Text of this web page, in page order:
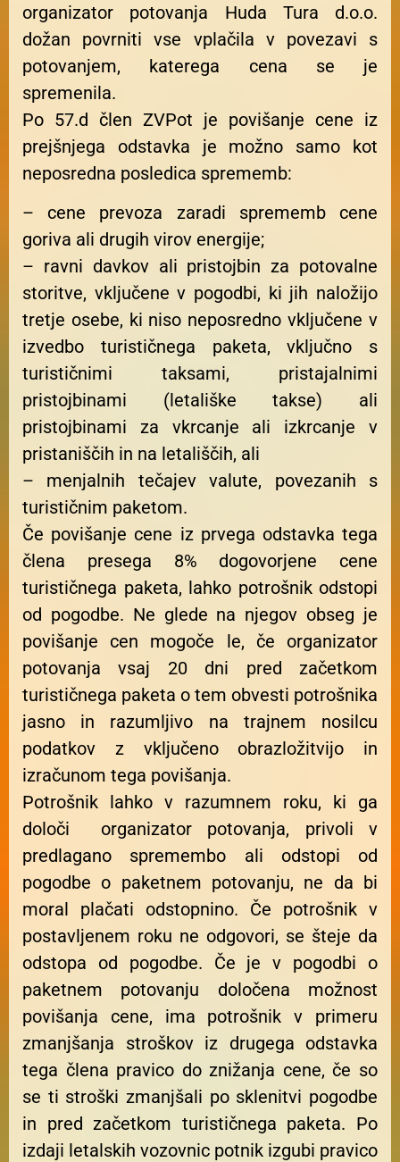
organizator potovanja Huda Tura d.o.o.
dožan povrniti vse vplačila v povezavi s
potovanjem, katerega cena se je
spremenila.
Po 57.d člen ZVPot je povišanje cene iz
prejšnjega odstavka je možno samo kot
neposredna posledica sprememb:
– cene prevoza zaradi sprememb cene
goriva ali drugih virov energije;
– ravni davkov ali pristojbin za potovalne
storitve, vključene v pogodbi, ki jih naložijo
tretje osebe, ki niso neposredno vključene v
izvedbo turističnega paketa, vključno s
turističnimi taksami, pristajalnimi
pristojbinami (letališke takse) ali
pristojbinami za vkrcanje ali izkrcanje v
pristaniščih in na letališčih, ali
– menjalnih tečajev valute, povezanih s
turističnim paketom.
Če povišanje cene iz prvega odstavka tega
člena presega 8% dogovorjene cene
turističnega paketa, lahko potrošnik odstopi
od pogodbe. Ne glede na njegov obseg je
povišanje cen mogoče le, če organizator
potovanja vsaj 20 dni pred začetkom
turističnega paketa o tem obvesti potrošnika
jasno in razumljivo na trajnem nosilcu
podatkov z vključeno obrazložitvijo in
izračunom tega povišanja.
Potrošnik lahko v razumnem roku, ki ga
določi organizator potovanja, privoli v
predlagano spremembo ali odstopi od
pogodbe o paketnem potovanju, ne da bi
moral plačati odstopnino. Če potrošnik v
postavljenem roku ne odgovori, se šteje da
odstopa od pogodbe. Če je v pogodbi o
paketnem potovanju določena možnost
povišanja cene, ima potrošnik v primeru
zmanjšanja stroškov iz drugega odstavka
tega člena pravico do znižanja cene, če so
se ti stroški zmanjšali po sklenitvi pogodbe
in pred začetkom turističnega paketa. Po
izdaji letalskih vozovnic potnik izgubi pravico